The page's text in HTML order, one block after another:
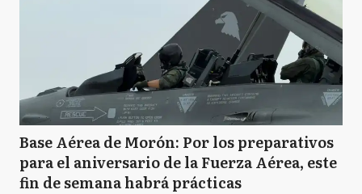
Base Aérea de Morón: Por los preparativos
para el aniversario de la Fuerza Aérea, este
fin de semana habrá prácticas